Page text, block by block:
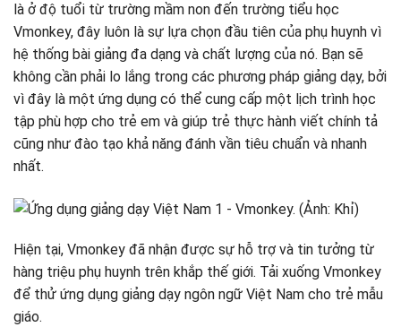
là ở độ tuổi từ trường mầm non đến trường tiểu học
Vmonkey, đây luôn là sự lựa chọn đầu tiên của phụ huynh vì
hệ thống bài giảng đa dạng và chất lượng của nó. Bạn sẽ
không cần phải lo lắng trong các phương pháp giảng dạy, bởi
vì đây là một ứng dụng có thể cung cấp một lịch trình học
tập phù hợp cho trẻ em và giúp trẻ thực hành viết chính tả
cũng như đào tạo khả năng đánh vần tiêu chuẩn và nhanh
nhất.
Hiện tại, Vmonkey đã nhận được sự hỗ trợ và tin tưởng từ
hàng triệu phụ huynh trên khắp thế giới. Tải xuống Vmonkey
để thử ứng dụng giảng dạy ngôn ngữ Việt Nam cho trẻ mẫu
giáo.